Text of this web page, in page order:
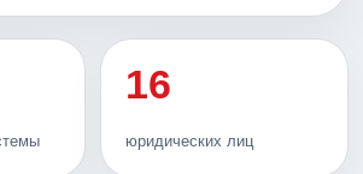
16
юридических лиц